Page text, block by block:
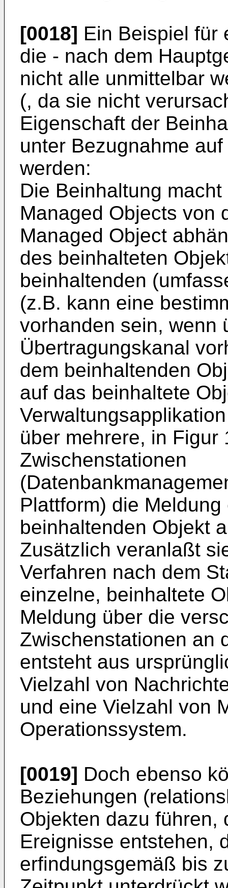
[0018] Ein Beispiel für
die - nach dem
nicht alle unmittelbar
(, da sie nicht
Eigenschaft der
unter Bezugnahme
werden:
Die Beinhaltung
Managed Objects von
Managed Object
des beinhalteten
beinhaltenden
(z.B. kann eine
vorhanden sein, wenn
Übertragungskanal
dem beinhaltenden
auf das beinhaltete
über mehrere, in Figur
Zwischenstationen
Plattform) die
beinhaltenden Objekt
Zusätzlich veranlaßt
Verfahren nach dem
einzelne, beinhaltete
Meldung über die
Zwischenstationen an
entsteht aus
Vielzahl von
und eine Vielzahl von
Operationssystem.
[0019] Doch ebenso
Beziehungen
Objekten dazu führen,
Ereignisse entstehen,
erfindungsgemäß bis